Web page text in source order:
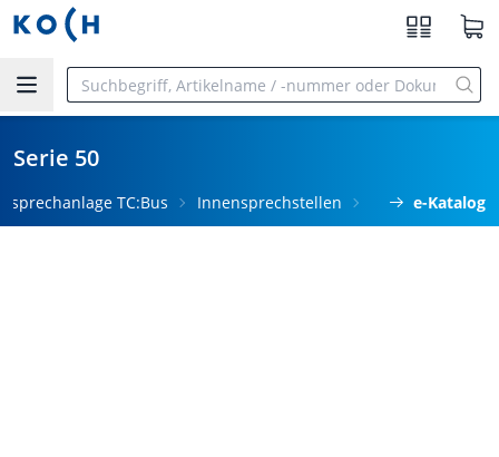
Zum Hauptinhalt springen
Serie 50
TC:Bus Innensprechstellen e-Katalog